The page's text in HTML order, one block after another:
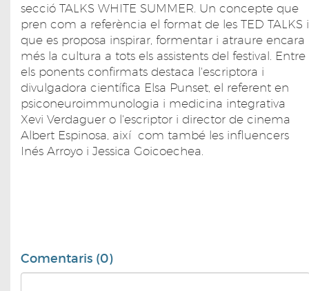
secció TALKS WHITE SUMMER. Un concepte que
pren com a referència el format de les TED TALKS i
que es proposa inspirar, formentar i atraure encara
més la cultura a tots els assistents del festival. Entre
els ponents confirmats destaca l'escriptora i
divulgadora científica Elsa Punset, el referent en
psiconeuroimmunologia i medicina integrativa
Xevi Verdaguer o l'escriptor i director de cinema
Albert Espinosa, així com també les influencers
Inés Arroyo i Jessica Goicoechea.
Comentaris (0)